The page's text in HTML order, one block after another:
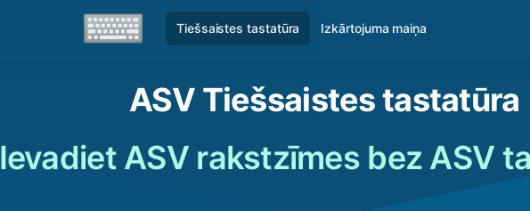
Tiešsaistes tastatūra Izkārtojuma maiņa
ASV Tiešsaistes tastatūra
Ievadiet ASV rakstzīmes bez ASV